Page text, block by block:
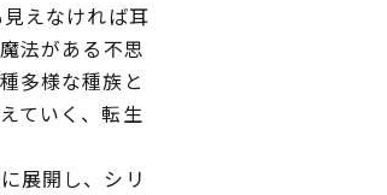
えなければ耳
法がある不思
多様な種族と
ていく、転生
展開し、シリ